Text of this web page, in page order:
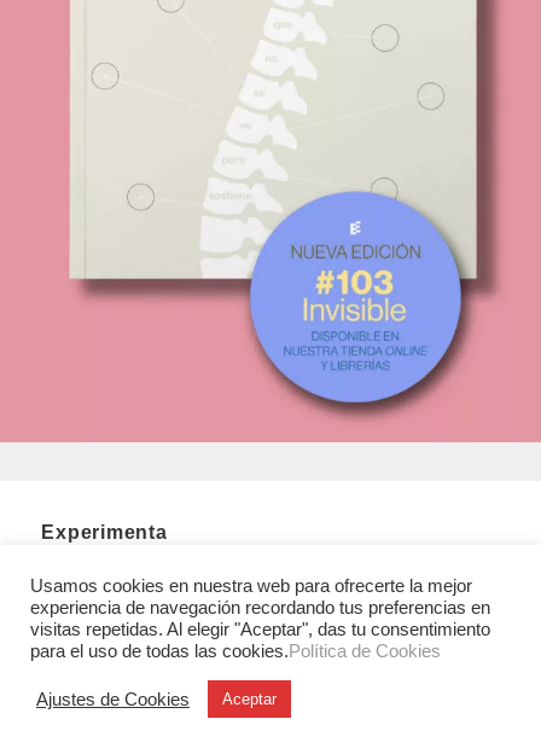
Experimenta
28906 Getafe (Madrid)
T. +34 91 6846116
Aviso legal
Usamos cookies en nuestra web para ofrecerte la mejor
experiencia de navegación recordando tus preferencias en
visitas repetidas. Al elegir "Aceptar", das tu consentimiento
para el uso de todas las cookies.Política de Cookies
Ajustes de Cookies Aceptar